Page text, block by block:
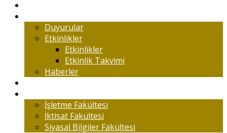
Duyurular
Etkinlikler
Etkinlikler
Etkinlik Takvimi
Haberler
İşletme Fakültesi
İktisat Fakültesi
Siyasal Bilgiler Fakültesi